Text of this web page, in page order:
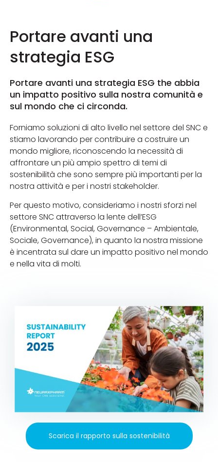
Portare avanti una
strategia ESG
Portare avanti una strategia ESG the abbia
un impatto positivo sulla nostra comunità e
sul mondo che ci circonda.
Forniamo soluzioni di alto livello nel settore del SNC e
stiamo lavorando per contribuire a costruire un
mondo migliore, riconoscendo la necessità di
affrontare un più ampio spettro di temi di
sostenibilità che sono sempre più importanti per la
nostra attività e per i nostri stakeholder.
Per questo motivo, consideriamo i nostri sforzi nel
settore SNC attraverso la lente dell’ESG
(Environmental, Social, Governance – Ambientale,
Sociale, Governance), in quanto la nostra missione
è incentrata sul dare un impatto positivo nel mondo
e nella vita di molti.
Scarica il rapporto sulla sostenibilità